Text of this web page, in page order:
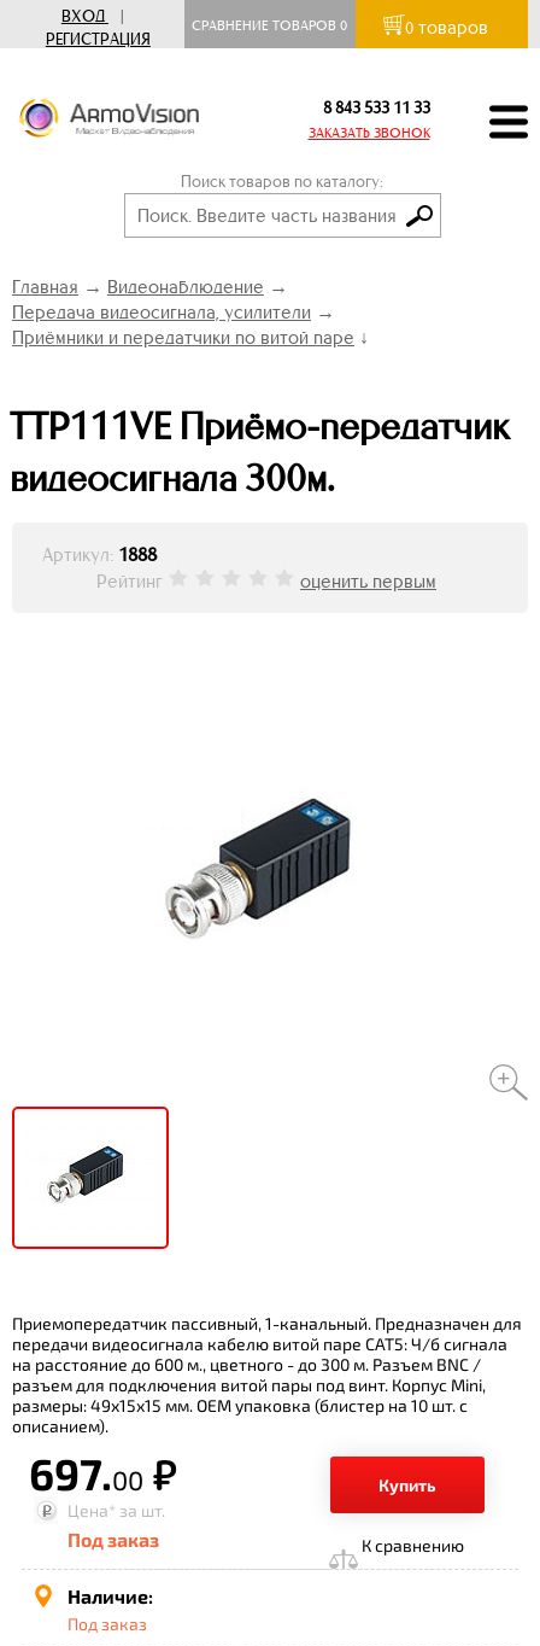
ВХОД
|
РЕГИСТРАЦИЯ
СРАВНЕНИЕ ТОВАРОВ0 0 товаров
8 843 533 11 33
ЗАКАЗАТЬ ЗВОНОК
Поиск товаров по каталогу:
Главная → Видеонаблюдение →
Передача видеосигнала, усилители →
Приёмники и передатчики по витой паре ↓
TTP111VE Приёмо-передатчик
видеосигнала 300м.
Артикул: 1888
Рейтинг
оценить первым
Приемопередатчик пассивный, 1-канальный. Предназначен для
передачи видеосигнала кабелю витой паре CAT5: Ч/б сигнала
на расстояние до 600 м., цветного - до 300 м. Разъем BNC /
разъем для подключения витой пары под винт. Корпус Mini,
размеры: 49х15х15 мм. ОЕМ упаковка (блистер на 10 шт. с
описанием).
697.00 р.
Купить
Цена* за шт.
Под заказ К сравнению
Наличие:
Под заказ